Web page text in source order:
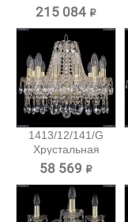
подвесная...
215 084 ₽
1413/12/141/G
Хрустальная
подвесная...
58 569 ₽